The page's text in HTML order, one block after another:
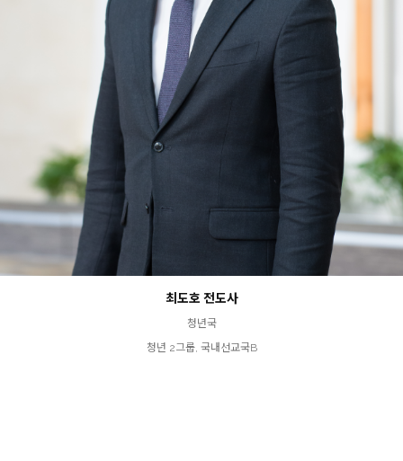
최도호 전도사
청년국
청년 2그룹, 국내선교국B